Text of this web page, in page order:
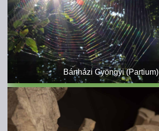
Bánházi Gyöngyi (Partium)